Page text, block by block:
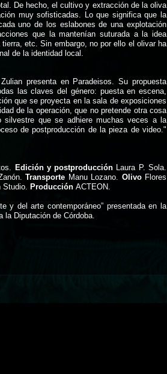
De hecho, el cultivo y extracción de la oliva
muy sofisticadas. Lo que significa que la
uno de los eslabones de una explotación
que la mantenían suturada a la idea
etc. Sin embargo, no por ello el olivar ha
de la identidad local.
presenta en Paradeisos. Su propuesta
las claves del género: puesta en escena,
que se proyecta en la sala de exposiciones
de la operación, que no pretende otra cosa
silvestre que se adhiere muchas veces a la
de postproducción de la pieza de video."
Edición y postproducción Laura P. Sola.
Transporte Manu Lozano. OlivoFlores
Studio. Producción ACTEON.
y del arte contemporáneo” presentada en la
la Diputación de Córdoba.